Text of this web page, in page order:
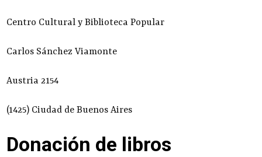
Centro Cultural y Biblioteca Popular
Carlos Sánchez Viamonte
Austria 2154
(1425) Ciudad de Buenos Aires
Donación de libros